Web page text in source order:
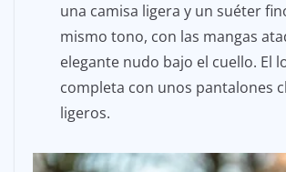
una camisa ligera y un suéter
mismo tono, con las mangas
elegante nudo bajo el cuello. El
completa con unos pantalones
ligeros.